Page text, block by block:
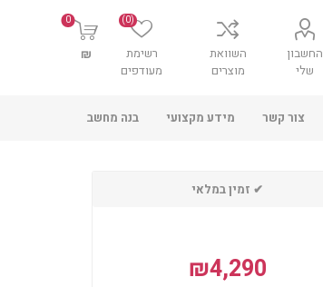
החשבון
שלי
השוואת
מוצרים
רשימת
מעודפים
(0)
0
₪
צור קשר מידע מקצועי בנה מחשב
✔ זמין במלאי
₪4,290